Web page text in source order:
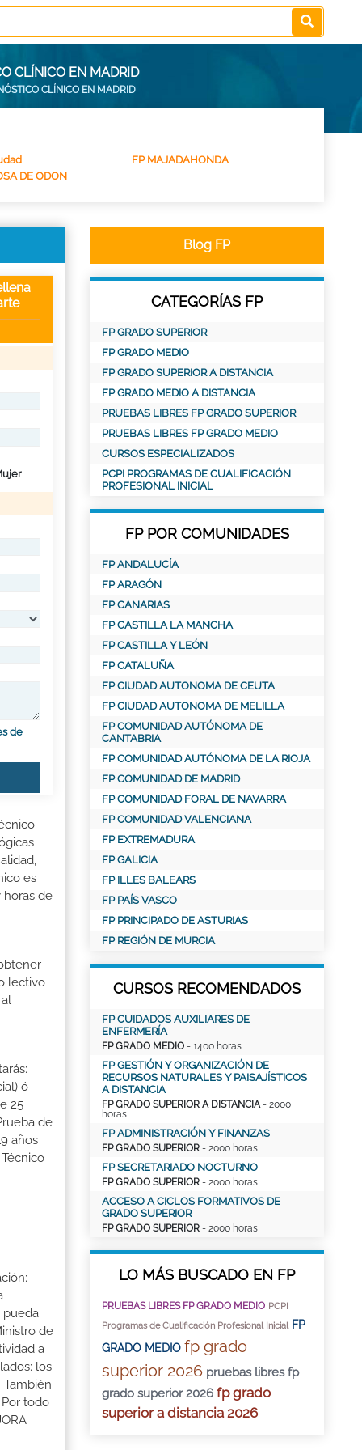
CLÍNICO EN MADRID
CLÍNICO EN MADRID
FP MAJADAHONDA
DE ODON
de
es
horas de
lectivo
ó
25
de
años
pueda
de
a
los
todo
Blog FP
CATEGORÍAS FP
FP GRADO SUPERIOR
FP GRADO MEDIO
FP GRADO SUPERIOR A DISTANCIA
FP GRADO MEDIO A DISTANCIA
PRUEBAS LIBRES FP GRADO SUPERIOR
PRUEBAS LIBRES FP GRADO MEDIO
CURSOS ESPECIALIZADOS
PCPI PROGRAMAS DE CUALIFICACIÓN
PROFESIONAL INICIAL
FP POR COMUNIDADES
FP ANDALUCÍA
FP ARAGÓN
FP CANARIAS
FP CASTILLA LA MANCHA
FP CASTILLA Y LEÓN
FP CATALUÑA
FP CIUDAD AUTONOMA DE CEUTA
FP CIUDAD AUTONOMA DE MELILLA
FP COMUNIDAD AUTÓNOMA DE
CANTABRIA
FP COMUNIDAD AUTÓNOMA DE LA RIOJA
FP COMUNIDAD DE MADRID
FP COMUNIDAD FORAL DE NAVARRA
FP COMUNIDAD VALENCIANA
FP EXTREMADURA
FP GALICIA
FP ILLES BALEARS
FP PAÍS VASCO
FP PRINCIPADO DE ASTURIAS
FP REGIÓN DE MURCIA
CURSOS RECOMENDADOS
FP CUIDADOS AUXILIARES DE
ENFERMERÍA
FP GRADO MEDIO - 1400 horas
FP GESTIÓN Y ORGANIZACIÓN DE
RECURSOS NATURALES Y PAISAJÍSTICOS
A DISTANCIA
FP GRADO SUPERIOR A DISTANCIA- 2000
horas
FP ADMINISTRACIÓN Y FINANZAS
FP GRADO SUPERIOR - 2000 horas
FP SECRETARIADO NOCTURNO
FP GRADO SUPERIOR - 2000 horas
ACCESO A CICLOS FORMATIVOS DE
GRADO SUPERIOR
FP GRADO SUPERIOR - 2000 horas
LO MÁS BUSCADO EN FP
PRUEBAS LIBRES FP GRADO MEDIO PCPI
Programas de Cualificación Profesional Inicial FP
GRADO MEDIO fp grado
superior 2026 pruebas libres fp
grado superior 2026 fp grado
superior a distancia 2026